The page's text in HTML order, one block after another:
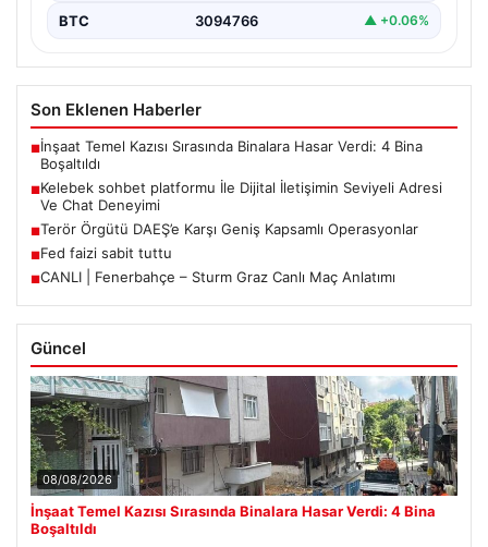
BTC 3094766 ▲ +0.06%
Son Eklenen Haberler
■İnşaat Temel Kazısı Sırasında Binalara Hasar Verdi: 4 Bina
Boşaltıldı
■Kelebek sohbet platformu İle Dijital İletişimin Seviyeli Adresi
Ve Chat Deneyimi
■Terör Örgütü DAEŞ’e Karşı Geniş Kapsamlı Operasyonlar
■Fed faizi sabit tuttu
■CANLI | Fenerbahçe – Sturm Graz Canlı Maç Anlatımı
Güncel
08/08/2026
İnşaat Temel Kazısı Sırasında Binalara Hasar Verdi: 4 Bina
Boşaltıldı